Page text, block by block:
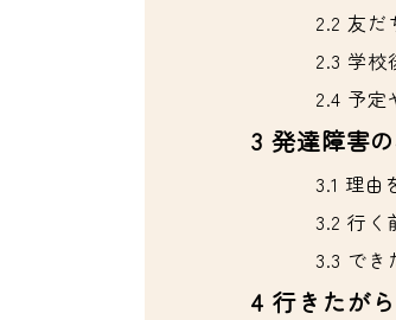
2.2 友だ
2.3 学校
2.4 予定
3 発達障害
3.1 理由
3.2 行く
3.3 でき
4 行きたが